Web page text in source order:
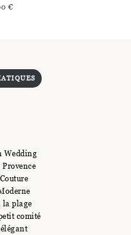
€
Wedding
la plage
comité